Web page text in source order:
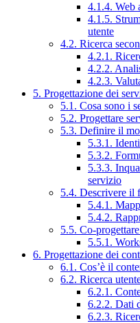
4.1.4. Web
4.1.5.
utente
4.2. Ricerca
4.2.1.
4.2.2.
4.2.3.
5. Progettazione dei
5.1. Cosa sono i
5.2. Progettare
5.3. Definire il
5.3.1.
5.3.2.
5.3.3.
servizio
5.4. Descrivere il
5.4.1.
5.4.2.
5.5. Co-
5.5.1.
6. Progettazione dei
6.1. Cos’è il
6.2. Ricerca
6.2.1.
6.2.2. Dati
6.2.3.